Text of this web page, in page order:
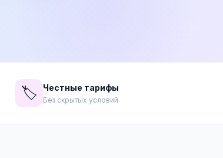
🏷️ Честные тарифы
Без скрытых условий